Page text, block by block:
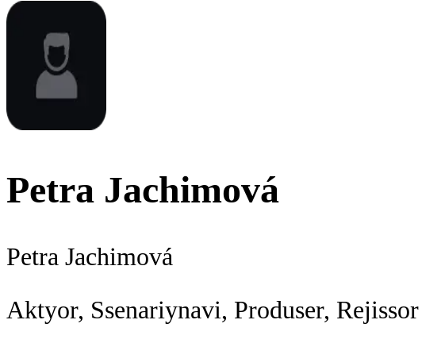
Petra Jachimová
Petra Jachimová
Aktyor, Ssenariynavi, Produser, Rejissor